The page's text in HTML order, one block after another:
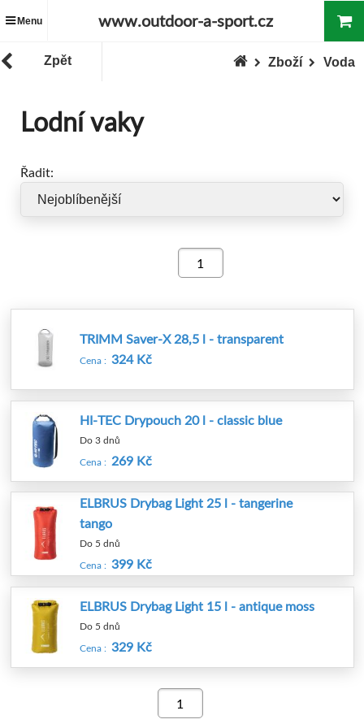
Menu www.outdoor-a-sport.cz
Zpět Voda
Zboží
Lodní vaky
Řadit:
TRIMM Saver-X 28,5 l - transparent
Cena : 324 Kč
HI-TEC Drypouch 20 l - classic blue
Do 3 dnů
Cena : 269 Kč
ELBRUS Drybag Light 25 l - tangerine
tango
Do 5 dnů
Cena : 399 Kč
ELBRUS Drybag Light 15 l - antique moss
Do 5 dnů
Cena : 329 Kč